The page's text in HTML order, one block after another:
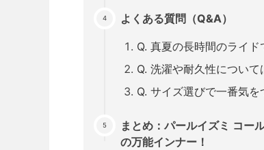
よくある質問（Q&A）
Q. 真夏の長時間のライ
Q. 洗濯や耐久性について
Q. サイズ選びで一番気を
まとめ：パールイズミ コー
の万能インナー！